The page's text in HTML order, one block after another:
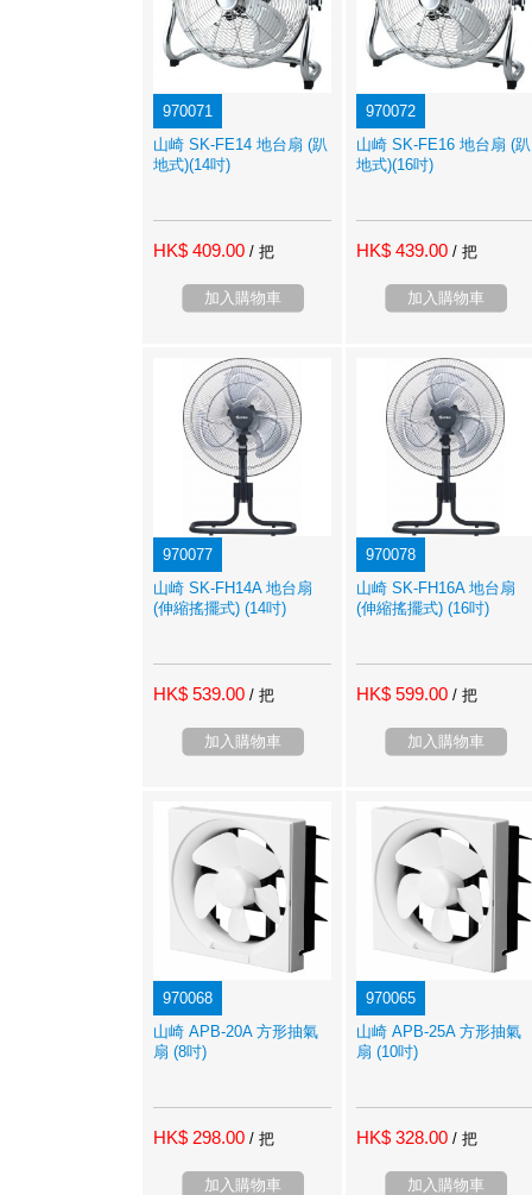
970071
山崎 SK-FE14 地台扇 (趴
地式)(14吋)
HK$ 409.00 / 把
加入購物車
970072
山崎 SK-FE16 地台扇 (趴
地式)(16吋)
HK$ 439.00 / 把
加入購物車
970077
山崎 SK-FH14A 地台扇
(伸縮搖擺式) (14吋)
HK$ 539.00 / 把
加入購物車
970078
山崎 SK-FH16A 地台扇
(伸縮搖擺式) (16吋)
HK$ 599.00 / 把
加入購物車
970068
山崎 APB-20A 方形抽氣
扇 (8吋)
HK$ 298.00 / 把
加入購物車
970065
山崎 APB-25A 方形抽氣
扇 (10吋)
HK$ 328.00 / 把
加入購物車